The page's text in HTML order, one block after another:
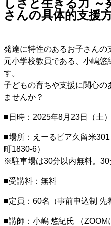
しさと生きる力 ～
さんの具体的支援
発達に特性のあるお子さんの
元小学校教員である、小嶋悠
す。
子どもの育ちや支援に関心の
ませんか？
■日時：2025年8月23日（土
■場所：えーるピア久留米
町1830-6）
※駐車場は30分以内無料。30
■受講料：無料
■定員：60名（事前申込制 先
■講師：小嶋 悠紀氏 （ZOOM